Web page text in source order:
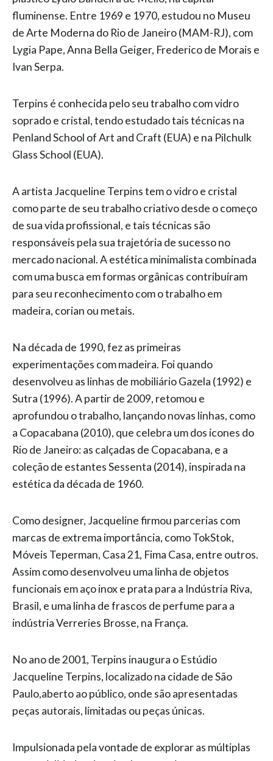
fluminense. Entre 1969 e 1970, estudou no Museu
de Arte Moderna do Rio de Janeiro (MAM-RJ), com
Lygia Pape, Anna Bella Geiger, Frederico de Morais e
Ivan Serpa.
Terpins é conhecida pelo seu trabalho com vidro
soprado e cristal, tendo estudado tais técnicas na
Penland School of Art and Craft (EUA) e na Pilchulk
Glass School (EUA).
A artista Jacqueline Terpins tem o vidro e cristal
como parte de seu trabalho criativo desde o começo
de sua vida profissional, e tais técnicas são
responsáveis pela sua trajetória de sucesso no
mercado nacional. A estética minimalista combinada
com uma busca em formas orgânicas contribuíram
para seu reconhecimento com o trabalho em
madeira, corian ou metais.
Na década de 1990, fez as primeiras
experimentações com madeira. Foi quando
desenvolveu as linhas de mobiliário Gazela (1992) e
Sutra (1996). A partir de 2009, retomou e
aprofundou o trabalho, lançando novas linhas, como
a Copacabana (2010), que celebra um dos ícones do
Rio de Janeiro: as calçadas de Copacabana, e a
coleção de estantes Sessenta (2014), inspirada na
estética da década de 1960.
Como designer, Jacqueline firmou parcerias com
marcas de extrema importância, como TokStok,
Móveis Teperman, Casa 21, Fima Casa, entre outros.
Assim como desenvolveu uma linha de objetos
funcionais em aço inox e prata para a Indústria Riva,
Brasil, e uma linha de frascos de perfume para a
indústria Verreries Brosse, na França.
No ano de 2001, Terpins inaugura o Estúdio
Jacqueline Terpins, localizado na cidade de São
Paulo,aberto ao público, onde são apresentadas
peças autorais, limitadas ou peças únicas.
Impulsionada pela vontade de explorar as múltiplas